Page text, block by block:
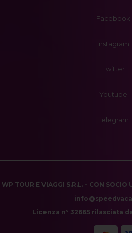
Facebook
Instagram
Twitter
Youtube
Telegram
WP TOUR E VIAGGI S.R.L. - CON
Licenza n° 32665 rilasciata